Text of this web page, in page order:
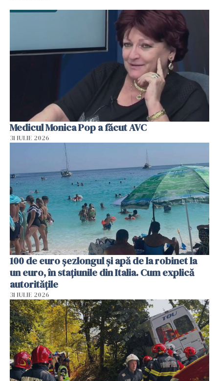
Medicul Monica Pop a făcut AVC
31 IULIE 2026
100 de euro șezlongul și apă de la robinet la
un euro, în stațiunile din Italia. Cum explică
autoritățile
31 IULIE 2026